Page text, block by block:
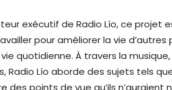
exécutif de Radio Lío, ce
pour améliorer la vie
quotidienne. À travers la
Radio Lío aborde des sujets tels
des points de vue qu’ils